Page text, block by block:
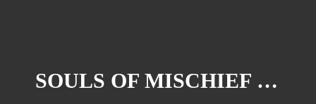
SOULS OF MISCHIEF : 2014 TIL INFINITY !
90'S (14)